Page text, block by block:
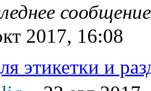
2017, 16:08
этикетки и